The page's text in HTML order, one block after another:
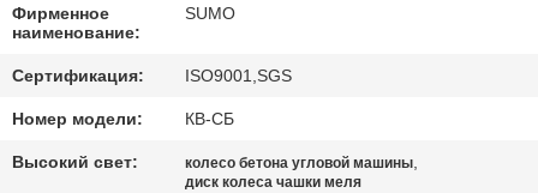
СПРОСИТЕ
ЦИТАТУ
Фирменное
наименование:
SUMO
Сертификация: ISO9001,SGS
Номер модели: КВ-СБ
Высокий свет: колесо бетона угловой машины,
диск колеса чашки меля